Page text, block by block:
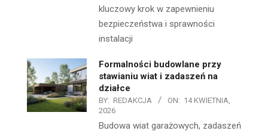
kluczowy krok w zapewnieniu
bezpieczeństwa i sprawności
instalacji
Formalności budowlane przy
stawianiu wiat i zadaszeń na
działce
BY: REDAKCJA ON: 14 KWIETNIA,
2026
Budowa wiat garażowych, zadaszeń